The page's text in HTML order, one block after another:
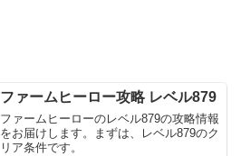
ファームヒーロー攻略 レベル879
ファームヒーローのレベル879の攻略情報
をお届けします。まずは、レベル879のク
リア条件です。